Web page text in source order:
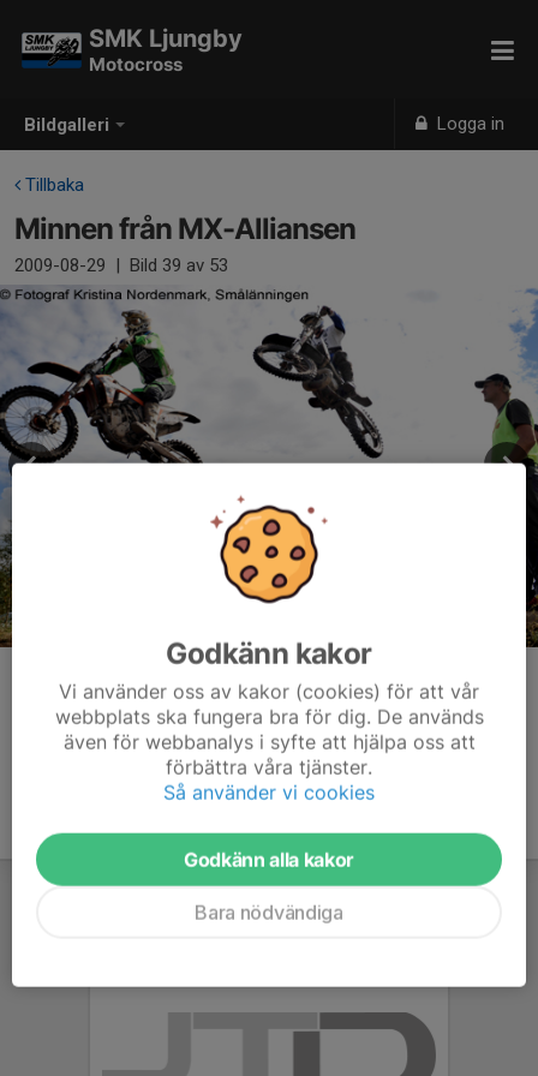
Bildgalleri Logga in
SMK Ljungby
Motocross
Tillbaka
Minnen från MX-Alliansen
2009-08-29 | Bild 39 av 53
Kommentarer
Godkänn kakor
Vi använder oss av kakor (cookies) för att vår
webbplats ska fungera bra för dig. De används
även för webbanalys i syfte att hjälpa oss att
förbättra våra tjänster.
Så använder vi cookies
Godkänn alla kakor
Bara nödvändiga